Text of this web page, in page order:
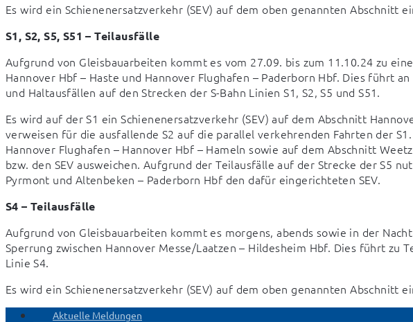
Es wird ein Schienenersatzverkehr (SEV) auf dem oben genannten Abschnitt
S1, S2, S5, S51 – Teilausfälle
Aufgrund von Gleisbauarbeiten kommt es vom 27.09. bis zum 11.10.24 zu
Hannover Hbf – Haste und Hannover Flughafen – Paderborn Hbf. Dies führt
und Haltausfällen auf den Strecken der S-Bahn Linien S1, S2, S5 und S51.
Es wird auf der S1 ein Schienenersatzverkehr (SEV) auf dem Abschnitt
verweisen für die ausfallende S2 auf die parallel verkehrenden Fahrten der
Hannover Flughafen – Hannover Hbf – Hameln sowie auf dem Abschnitt
bzw. den SEV ausweichen. Aufgrund der Teilausfälle auf der Strecke der S5
Pyrmont und Altenbeken – Paderborn Hbf den dafür eingerichteten SEV.
S4 – Teilausfälle
Aufgrund von Gleisbauarbeiten kommt es morgens, abends sowie in der
Sperrung zwischen Hannover Messe/Laatzen – Hildesheim Hbf. Dies führt zu
Linie S4.
Es wird ein Schienenersatzverkehr (SEV) auf dem oben genannten Abschnitt
Aktuelle Meldungen